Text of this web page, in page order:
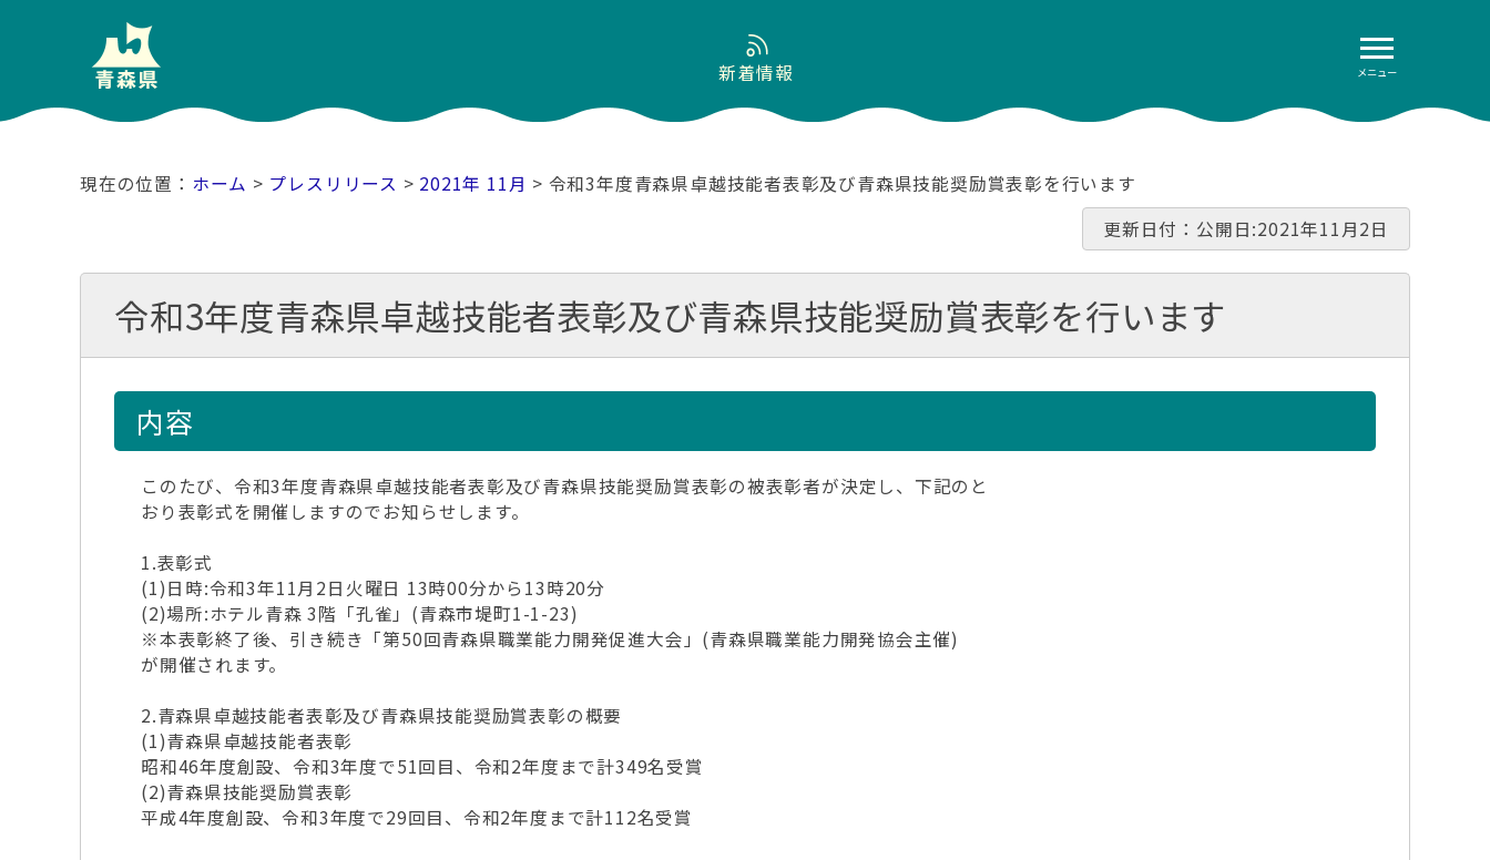
メニュー
新着情報
ホーム > プレスリリース > 2021年 11月 > 令和3年度青森県卓越技能者表彰及び青森県技能奨励賞表彰を行います
更新日付：公開日:2021年11月2日
令和3年度青森県卓越技能者表彰及び青森県技能奨励賞表彰を行います
内容
このたび、令和3年度青森県卓越技能者表彰及び青森県技能奨励賞表彰の被表彰者が決定し、下記のと
おり表彰式を開催しますのでお知らせします。
1.表彰式
(1)日時:令和3年11月2日火曜日 13時00分から13時20分
(2)場所:ホテル青森 3階「孔雀」(青森市堤町1-1-23)
※本表彰終了後、引き続き「第50回青森県職業能力開発促進大会」(青森県職業能力開発協会主催)
が開催されます。
2.青森県卓越技能者表彰及び青森県技能奨励賞表彰の概要
(1)青森県卓越技能者表彰
昭和46年度創設、令和3年度で51回目、令和2年度まで計349名受賞
(2)青森県技能奨励賞表彰
平成4年度創設、令和3年度で29回目、令和2年度まで計112名受賞